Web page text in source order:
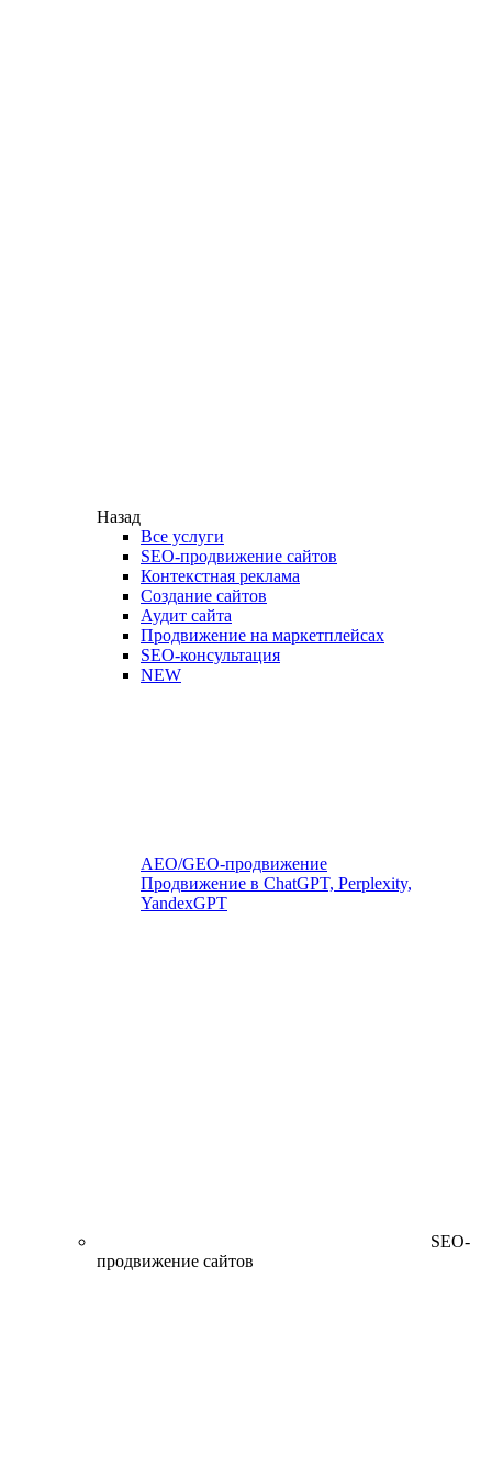
Назад
Все услуги
SEO-продвижение сайтов
Контекстная реклама
Создание сайтов
Аудит сайта
Продвижение на маркетплейсах
SEO-консультация
NEW
AEO/GEO-продвижение
Продвижение в ChatGPT, Perplexity,
YandexGPT
SEO-
продвижение сайтов